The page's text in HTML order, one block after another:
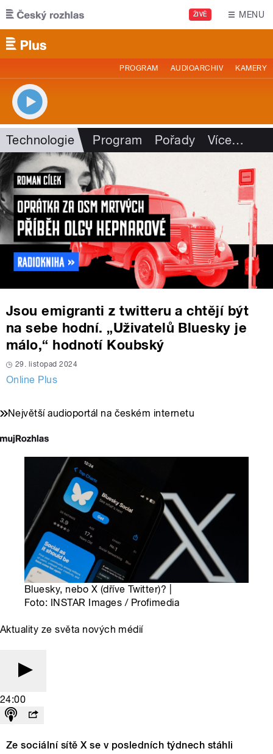
Přejít k hlavnímu obsahu
ŽIVĚ MENU
PROGRAM AUDIOARCHIV KAMERY
Technologie Program Pořady Více…
Jsou emigranti z twitteru a chtějí být
na sebe hodní. „Uživatelů Bluesky je
málo,“ hodnotí Koubský
29. listopad 2024
Online Plus
Největší audioportál na českém internetu
Bluesky, nebo X (dříve Twitter)? |
Foto: INSTAR Images / Profimedia
Aktuality ze světa nových médií
24:00
Ze sociální sítě X se v posledních týdnech stáhli